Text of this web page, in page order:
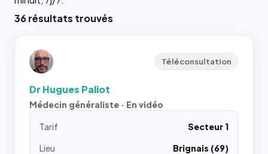
36 résultats trouvés
Téléconsultation
Dr Hugues Paliot
Médecin généraliste · En vidéo
Tarif
Secteur 1
Lieu
Brignais (69)